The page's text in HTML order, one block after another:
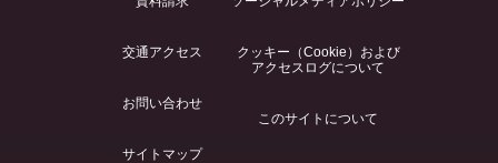
交通アクセス
お問い合わせ
サイトマップ
クッキー（Cookie）および
アクセスログについて
このサイトについて